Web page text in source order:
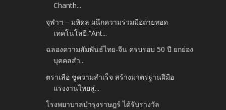
Chanth...
จุฬาฯ – มหิดล ผนึกความร่วมมือถ่ายทอด
เทคโนโลยี “Ant...
ฉลองความสัมพันธ์ไทย-จีน ครบรอบ 50 ปี ยกย่อง
บุคคลสำ...
ตราเสือ ชูความสำเร็จ สร้างมาตรฐานฝีมือ
แรงงานไทยสู่...
โรงพยาบาลบำรุงราษฎร์ ได้รับรางวัล